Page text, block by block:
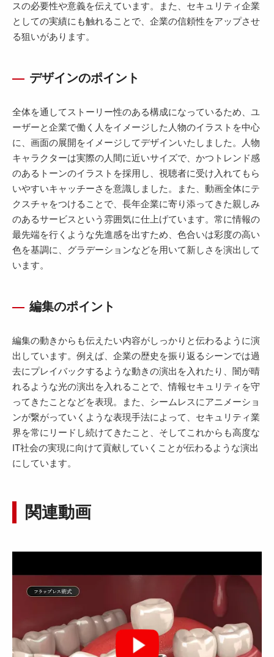
スの必要性や意義を伝えています。また、セキュリティ企業
としての実績にも触れることで、企業の信頼性をアップさせ
る狙いがあります。
デザインのポイント
全体を通してストーリー性のある構成になっているため、ユ
ーザーと企業で働く人をイメージした人物のイラストを中心
に、画面の展開をイメージしてデザインいたしました。人物
キャラクターは実際の人間に近いサイズで、かつトレンド感
のあるトーンのイラストを採用し、視聴者に受け入れてもら
いやすいキャッチーさを意識しました。また、動画全体にテ
クスチャをつけることで、長年企業に寄り添ってきた親しみ
のあるサービスという雰囲気に仕上げています。常に情報の
最先端を行くような先進感を出すため、色合いは彩度の高い
色を基調に、グラデーションなどを用いて新しさを演出して
います。
編集のポイント
編集の動きからも伝えたい内容がしっかりと伝わるように演
出しています。例えば、企業の歴史を振り返るシーンでは過
去にプレイバックするような動きの演出を入れたり、闇が晴
れるような光の演出を入れることで、情報セキュリティを守
ってきたことなどを表現。また、シームレスにアニメーショ
ンが繋がっていくような表現手法によって、セキュリティ業
界を常にリードし続けてきたこと、そしてこれからも高度な
IT社会の実現に向けて貢献していくことが伝わるような演出
にしています。
関連動画